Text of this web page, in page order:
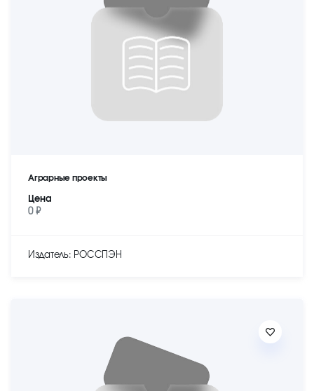
Аграрные проекты
Цена
0 ₽
Издатель: РОССПЭН